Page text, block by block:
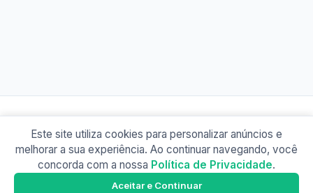
© 2026 Busão BR
Sobre Contato Política de Privacidade
Este site utiliza cookies para personalizar anúncios e
melhorar a sua experiência. Ao continuar navegando, você
concorda com a nossa Política de Privacidade.
Aceitar e Continuar